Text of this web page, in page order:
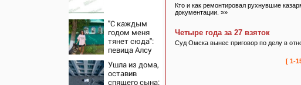
07/08/2026 –
Новости
"С каждым
годом меня
тянет сюда":
певица Алсу
татарскую
деревню, где
Ушла из дома,
оставив
спящего сына:
Кто и как ремонтировал рухнувшие
документации. »»
Четыре года за 27 взяток
Суд Омска вынес приговор по делу в
[ 1-